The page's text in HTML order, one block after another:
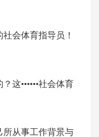
会体育指导员！
这••••••社会体育
所从事工作背景与